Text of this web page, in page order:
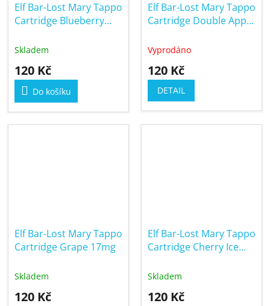
Elf Bar-Lost Mary Tappo
Cartridge Blueberry
Skladem
120 Kč
Do košíku
Elf Bar-Lost Mary Tappo
Cartridge Double Apple
Vyprodáno
120 Kč
DETAIL
Elf Bar-Lost Mary Tappo
Cartridge Grape 17mg
Skladem
120 Kč
Elf Bar-Lost Mary Tappo
Cartridge Cherry Ice
Skladem
120 Kč